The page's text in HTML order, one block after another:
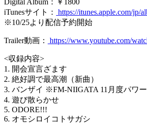
iTunesサイト：
https://itunes.apple.com/jp/
※10/25より配信予約開始
Trailer動画： https://www.youtube.com/
<収録内容>
1. 開会宣言ざます
2. 絶好調で最高潮（新曲）
3. バンザイ ※FM-NIIGATA 11月度パワ
4. 遊び散らかせ
5. ODORE!!!
6. オモシロイコトサガシ